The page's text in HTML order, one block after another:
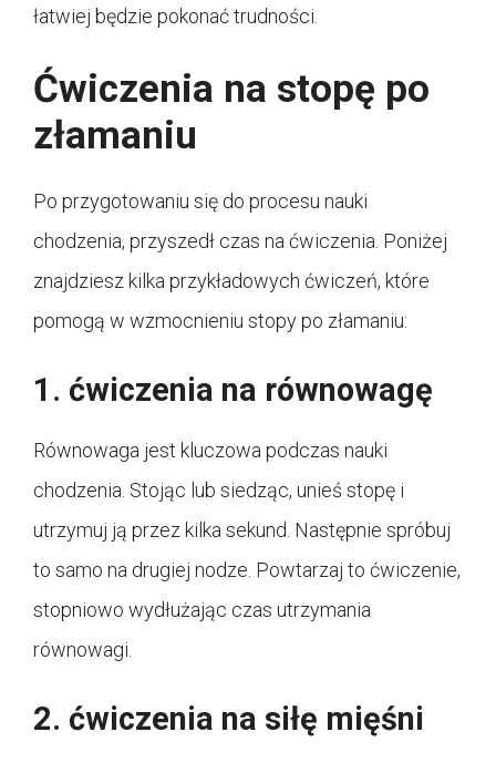
łatwiej będzie pokonać trudności.
Ćwiczenia na stopę po
złamaniu
Po przygotowaniu się do procesu nauki
chodzenia, przyszedł czas na ćwiczenia. Poniżej
znajdziesz kilka przykładowych ćwiczeń, które
pomogą w wzmocnieniu stopy po złamaniu:
1. ćwiczenia na równowagę
Równowaga jest kluczowa podczas nauki
chodzenia. Stojąc lub siedząc, unieś stopę i
utrzymuj ją przez kilka sekund. Następnie spróbuj
to samo na drugiej nodze. Powtarzaj to ćwiczenie,
stopniowo wydłużając czas utrzymania
równowagi.
2. ćwiczenia na siłę mięśni